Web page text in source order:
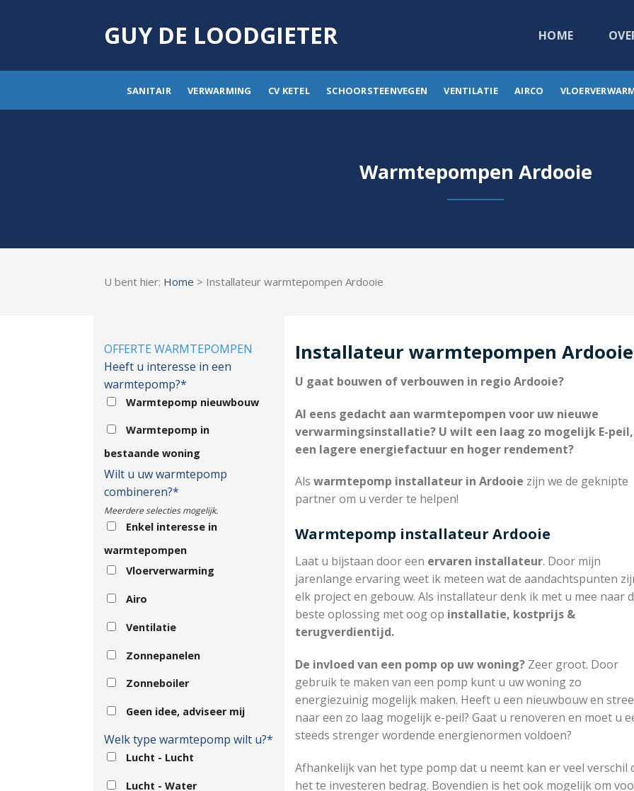
GUY DE LOODGIETER HOME
SANITAIR VERWARMING CV KETEL SCHOORSTEENVEGEN VENTILATIE AIRCO
Warmtepompen Ardooie
U bent hier: Home > Installateur warmtepompen Ardooie
OFFERTE WARMTEPOMPEN
Heeft u interesse in een
warmtepomp?*
Warmtepomp nieuwbouw
Warmtepomp in
bestaande woning
Wilt u uw warmtepomp
combineren?*
Meerdere selecties mogelijk.
Enkel interesse in
warmtepompen
Vloerverwarming
Airo
Ventilatie
Zonnepanelen
Zonneboiler
Geen idee, adviseer mij
Welk type warmtepomp wilt u?*
Lucht - Lucht
Lucht - Water
Installateur warmtepompen Ardooie
U gaat bouwen of verbouwen in regio Ardooie?
Al eens gedacht aan warmtepompen voor uw nieuwe
verwarmingsinstallatie? U wilt een laag zo mogelijk E-peil,
een lagere energiefactuur en hoger rendement?
Als warmtepomp installateur in Ardooie zijn we de geknipte
partner om u verder te helpen!
Warmtepomp installateur Ardooie
Laat u bijstaan door een ervaren installateur. Door mijn
jarenlange ervaring weet ik meteen wat de aandachtspunten
elk project en gebouw. Als installateur denk ik met u mee naar
beste oplossing met oog op installatie, kostprijs &
terugverdientijd.
De invloed van een pomp op uw woning? Zeer groot. Door
gebruik te maken van een pomp kunt u uw woning zo
energiezuinig mogelijk maken. Heeft u een nieuwbouw en
naar een zo laag mogelijk e-peil? Gaat u renoveren en moet u
steeds strenger wordende energienormen voldoen?
Afhankelijk van het type pomp dat u neemt kan er veel verschil
het te investeren bedrag. Bovendien is het ook mogelijk om